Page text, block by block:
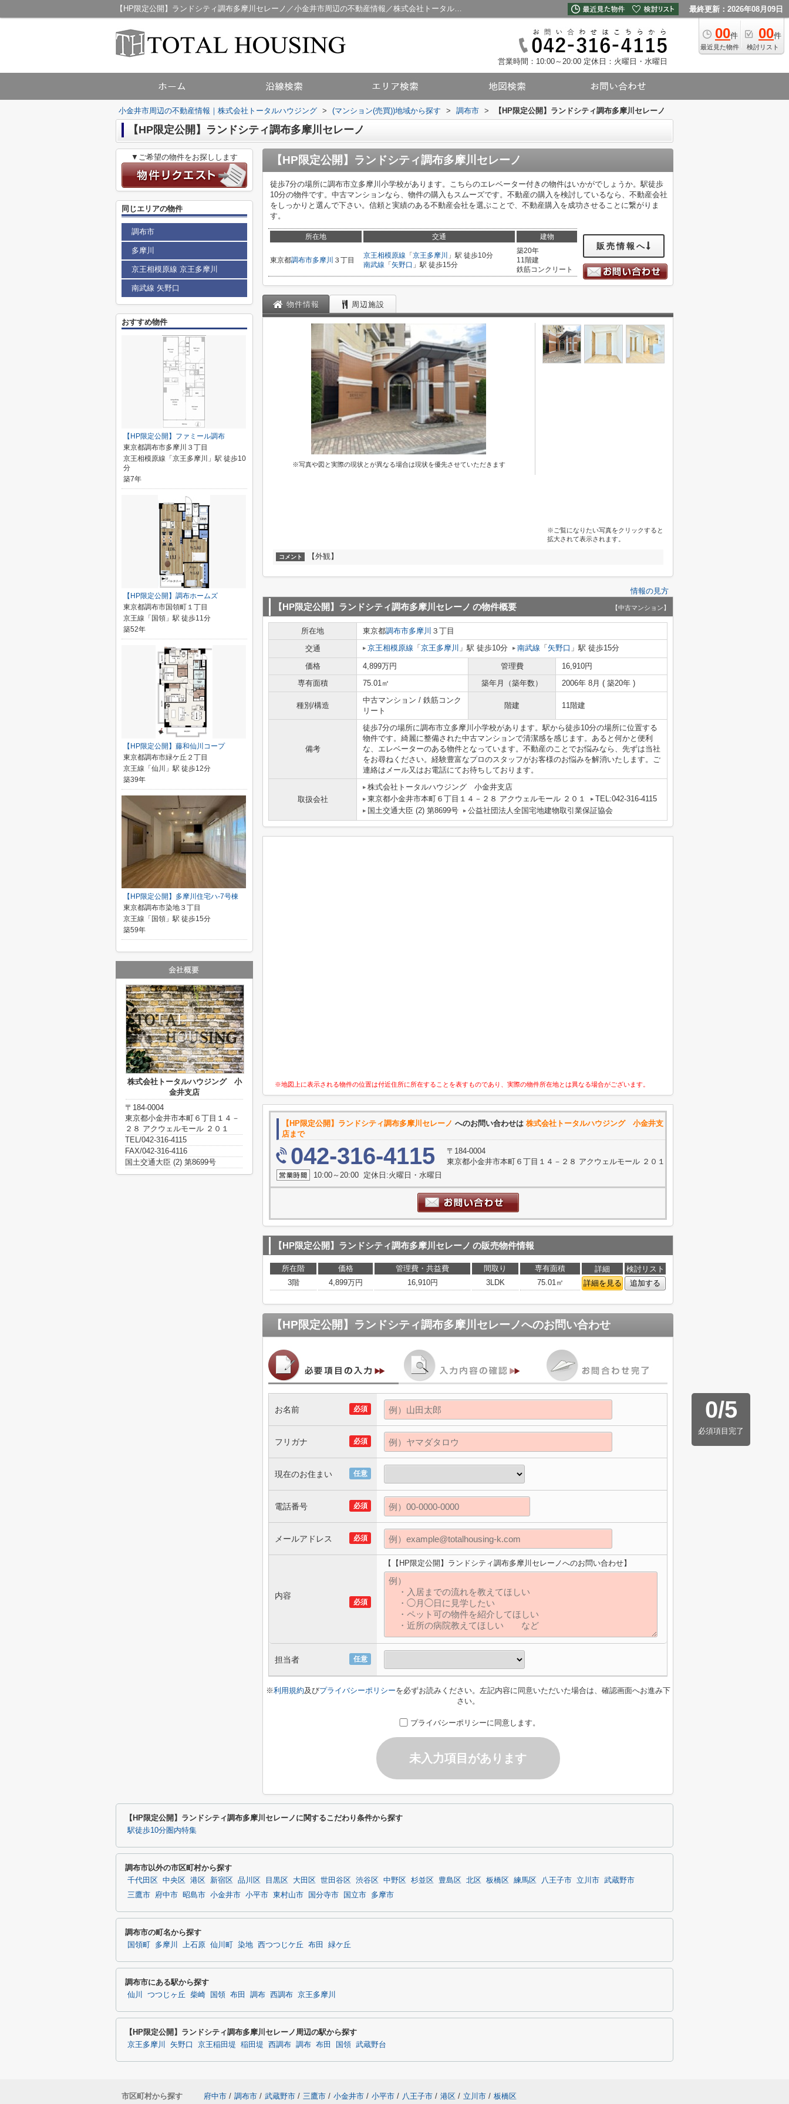
【HP限定公開】ランドシティ調布多摩川セレーノ／小金井市周辺の不動産情報／株式会社トータルハウジング 最終更新：2026年08月09日
00件
最近見た物件
00件
検討リスト
営業時間：10:00～20:00 定休日：火曜日・水曜日
小金井市周辺の不動産情報｜株式会社トータルハウジング > (マンション(売買))地域から探す > 調布市 > 【HP限定公開】ランドシティ調布多摩川セレーノ
【HP限定公開】ランドシティ調布多摩川セレーノ
【HP限定公開】ランドシティ調布多摩川セレーノ
徒歩7分の場所に調布市立多摩川小学校があります。こちらのエレベーター付きの物件はいかがでしょうか。駅徒歩
10分の物件です。中古マンションなら、物件の購入もスムーズです。不動産の購入を検討しているなら、不動産会社
をしっかりと選んで下さい。信頼と実績のある不動産会社を選ぶことで、不動産購入を成功させることに繋がりま
す。
所在地 交通 建物
東京都調布市多摩川 ３丁目
京王相模原線 「 京王多摩川
」駅 徒歩10分
南武線 「 矢野口 」駅 徒歩15分
築20年
11階建
鉄筋コンクリート
販売情報へ
物件情報 周辺施設
※写真や図と実際の現状とが異なる場合は現状を優先させていただきます
※ご覧になりたい写真をクリックすると
拡大されて表示されます。
コメント 【外観】
情報の見方
【HP限定公開】ランドシティ調布多摩川セレーノ の物件概要 【中古マンション】
所在地 東京都調布市多摩川 ３丁目
交通
京王相模原線 「 京王多摩川 」駅 徒歩10分 南武線 「 矢野口 」駅 徒歩15分
価格 4,899万円 管理費
16,910円
専有面積
75.01㎡ 築年月（築年数） 2006年 8月 ( 築20年 )
種別/構造
中古マンション / 鉄筋コンク
リート
階建 11階建
備考
徒歩7分の場所に調布市立多摩川小学校があります。駅から徒歩10分の場所に位置する
物件です。綺麗に整備された中古マンションで清潔感を感じます。あると何かと便利
な、エレベーターのある物件となっています。不動産のことでお悩みなら、先ずは当社
をお尋ねください。経験豊富なプロのスタッフがお客様のお悩みを解消いたします。ご
連絡はメール又はお電話にてお待ちしております。
取扱会社
株式会社トータルハウジング 小金井支店
東京都小金井市本町６丁目１４－２８ アクウェルモール ２０１
TEL:042-316-4115
国土交通大臣 (2) 第8699号
公益社団法人全国宅地建物取引業保証協会
※地図上に表示される物件の位置は付近住所に所在することを表すものであり、実際の物件所在地とは異なる場合がございます。
【HP限定公開】ランドシティ調布多摩川セレーノ へのお問い合わせは 株式会社トータルハウジング 小金井支
店まで
042-316-4115
〒184-0004
東京都小金井市本町６丁目１４－２８ アクウェルモール ２０１
10:00～20:00 定休日:火曜日・水曜日
【HP限定公開】ランドシティ調布多摩川セレーノ の販売物件情報
所在階 価格 管理費・共益費 間取り 専有面積 詳細
検討リスト
3階
4,899万円 16,910円 3LDK 75.01㎡ 詳細を見る 追加する
【HP限定公開】ランドシティ調布多摩川セレーノへのお問い合わせ
0/5
必須項目完了
必須
お名前
必須
フリガナ
任意
現在のお住まい
必須
電話番号
必須
メールアドレス
必須
内容
【【HP限定公開】ランドシティ調布多摩川セレーノへのお問い合わせ】
任意
担当者
※利用規約及びプライバシーポリシーを必ずお読みください。左記内容に同意いただいた場合は、確認画面へお進み下
さい。
プライバシーポリシーに同意します。
未入力項目があります
▼ご希望の物件をお探しします
同じエリアの物件
調布市
多摩川
京王相模原線 京王多摩川
南武線 矢野口
おすすめ物件
【HP限定公開】ファミール調布
東京都調布市多摩川３丁目
京王相模原線「京王多摩川」駅 徒歩10
分
築7年
【HP限定公開】調布ホームズ
東京都調布市国領町１丁目
京王線「国領」駅 徒歩11分
築52年
【HP限定公開】藤和仙川コープ
東京都調布市緑ケ丘２丁目
京王線「仙川」駅 徒歩12分
築39年
【HP限定公開】多摩川住宅ハ-7号棟
東京都調布市染地３丁目
京王線「国領」駅 徒歩15分
築59年
株式会社トータルハウジング 小
金井支店
〒184-0004
東京都小金井市本町６丁目１４－
２８ アクウェルモール ２０１
TEL/042-316-4115
FAX/042-316-4116
国土交通大臣 (2) 第8699号
【HP限定公開】ランドシティ調布多摩川セレーノに関するこだわり条件から探す
駅徒歩10分圏内特集
調布市以外の市区町村から探す
千代田区 中央区 港区 新宿区 品川区 目黒区 大田区 世田谷区 渋谷区 中野区 杉並区 豊島区 北区 板橋区 練馬区 八王子市 立川市 武蔵野市
三鷹市
府中市 昭島市 小金井市 小平市 東村山市 国分寺市 国立市 多摩市
調布市の町名から探す
国領町 多摩川 上石原 仙川町 染地 西つつじケ丘 布田 緑ケ丘
調布市にある駅から探す
仙川 つつじヶ丘 柴崎 国領 布田 調布 西調布 京王多摩川
【HP限定公開】ランドシティ調布多摩川セレーノ周辺の駅から探す
京王多摩川 矢野口 京王稲田堤 稲田堤 西調布 調布 布田 国領 武蔵野台
市区町村から探す 府中市 / 調布市 / 武蔵野市 / 三鷹市 / 小金井市 / 小平市 / 八王子市 / 港区 / 立川市 / 板橋区